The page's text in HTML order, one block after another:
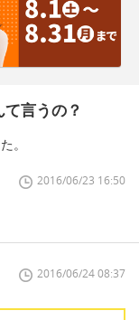
言うの？
。
2016/06/23 16:50
2016/06/24 08:37